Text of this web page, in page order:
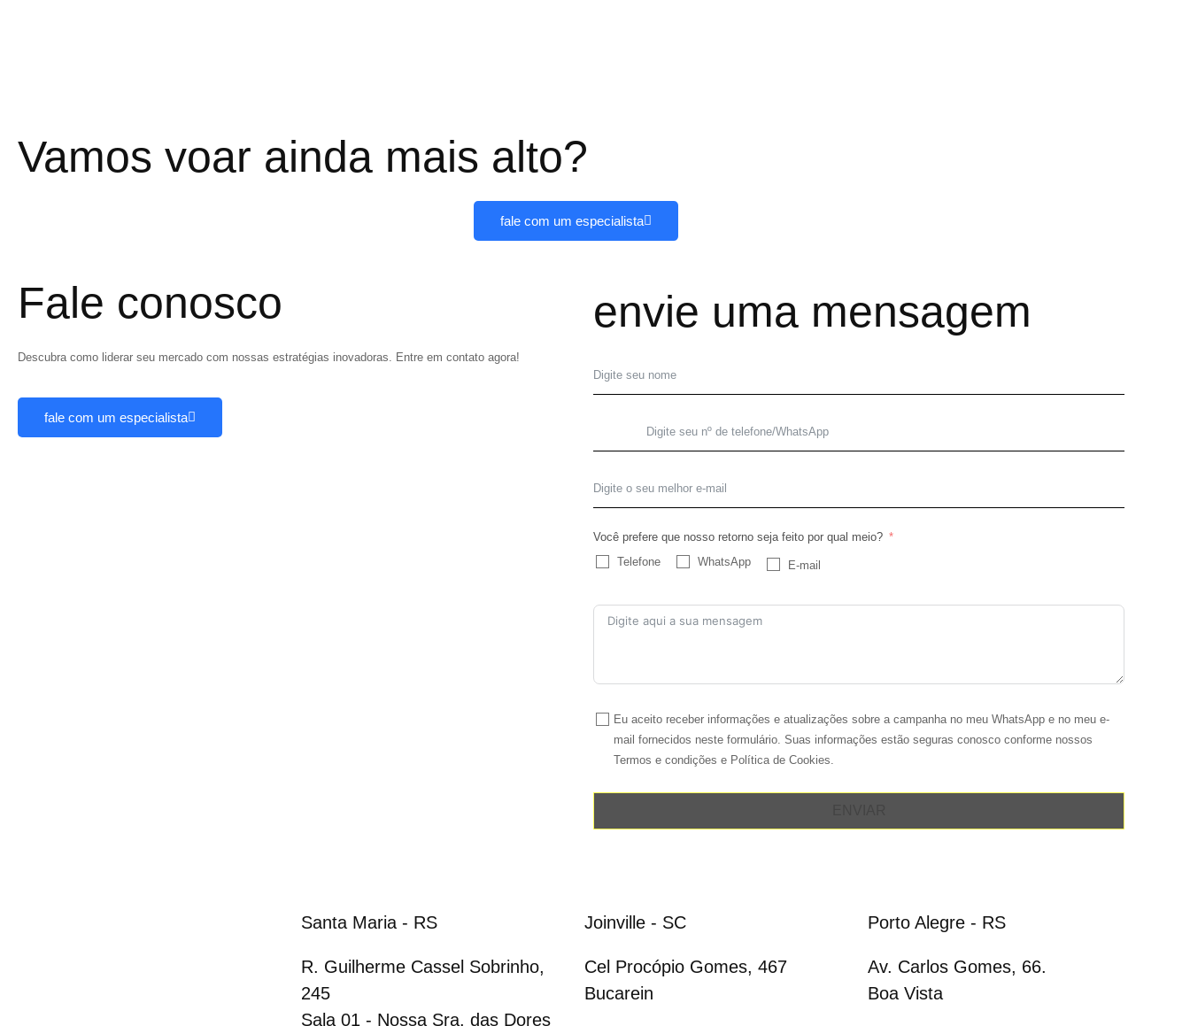
Vamos voar ainda mais alto?
fale com um especialista
Fale conosco
Descubra como liderar seu mercado com nossas estratégias inovadoras. Entre em contato agora!
fale com um especialista
envie uma mensagem
Você prefere que nosso retorno seja feito por qual meio?
Telefone
WhatsApp E-mail
Eu aceito receber informações e atualizações sobre a campanha no meu WhatsApp e no meu e-
mail fornecidos neste formulário. Suas informações estão seguras conosco conforme nossos
Termos e condições e Política de Cookies.
Santa Maria - RS
R. Guilherme Cassel Sobrinho,
245
Sala 01 - Nossa Sra. das Dores​
Joinville - SC
Cel Procópio Gomes, 467
Bucarein
Porto Alegre - RS
Av. Carlos Gomes, 66.
Boa Vista